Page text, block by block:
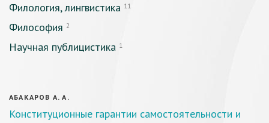
Филология, лингвистика 11
Философия 2
Научная публицистика 1
АБАКАРОВ А. А.
Конституционные гарантии самостоятельности и